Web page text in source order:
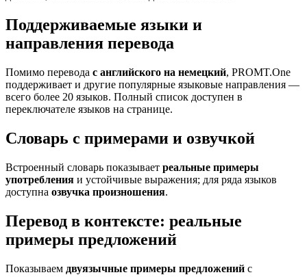
Поддерживаемые языки и
направления перевода
Помимо перевода с английского на немецкий, PROMT.One
поддерживает и другие популярные языковые направления —
всего более 20 языков. Полный список доступен в
переключателе языков на странице.
Словарь с примерами и озвучкой
Встроенный словарь показывает реальные примеры
употребления и устойчивые выражения; для ряда языков
доступна озвучка произношения.
Перевод в контексте: реальные
примеры предложений
Показываем двуязычные примеры предложений с